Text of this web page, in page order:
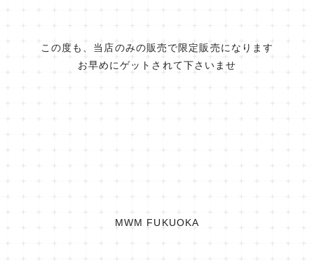
この度も、当店のみの販売で限定販売になります
お早めにゲットされて下さいませ
MWM FUKUOKA